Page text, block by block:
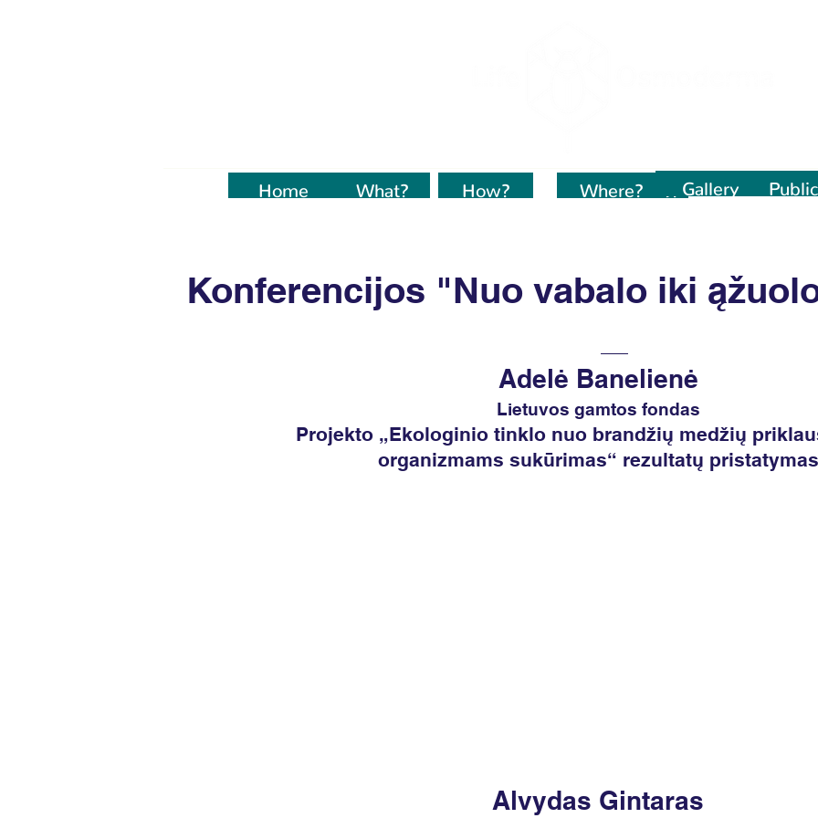
Naujienos Kur dirbame?
Home What? Where? Gallery
How?
Konferencijos "Nuo vabalo iki
Adelė Banelienė
Lietuvos gamtos fondas
Projekto „Ekologinio tinklo nuo brandžių medžių
organizmams sukūrimas“ rezultatų pristatymas
Alvydas Gintaras